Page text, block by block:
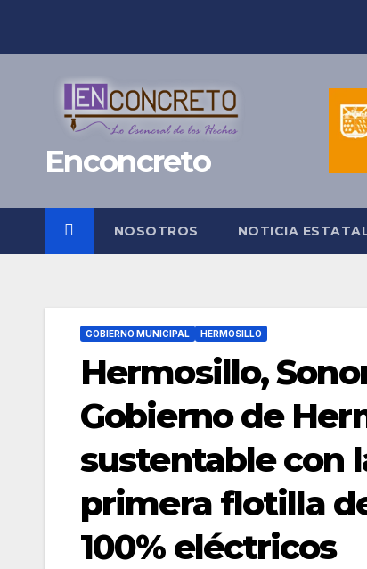
Enconcreto
NOSOTROS NOTICIA
GOBIERNO MUNICIPAL HERMOSILLO
Hermosillo,
Gobierno de
sustentable con
primera flotilla
100% eléctricos